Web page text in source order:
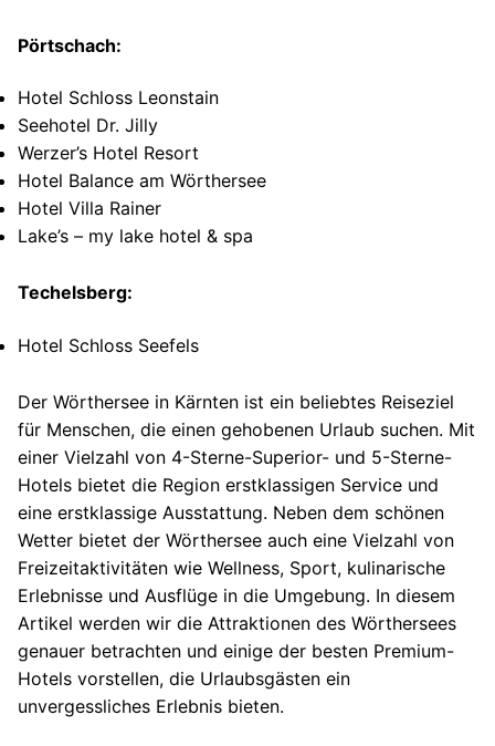
Pörtschach:
Hotel Schloss Leonstain
Seehotel Dr. Jilly
Werzer’s Hotel Resort
Hotel Balance am Wörthersee
Hotel Villa Rainer
Lake’s – my lake hotel & spa
Techelsberg:
Hotel Schloss Seefels
Der Wörthersee in Kärnten ist ein beliebtes Reiseziel
für Menschen, die einen gehobenen Urlaub suchen. Mit
einer Vielzahl von 4-Sterne-Superior- und 5-Sterne-
Hotels bietet die Region erstklassigen Service und
eine erstklassige Ausstattung. Neben dem schönen
Wetter bietet der Wörthersee auch eine Vielzahl von
Freizeitaktivitäten wie Wellness, Sport, kulinarische
Erlebnisse und Ausflüge in die Umgebung. In diesem
Artikel werden wir die Attraktionen des Wörthersees
genauer betrachten und einige der besten Premium-
Hotels vorstellen, die Urlaubsgästen ein
unvergessliches Erlebnis bieten.